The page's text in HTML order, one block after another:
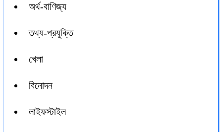
অর্থ-বাণিজ্য
তথ্য-প্রযুক্তি
খেলা
বিনোদন
লাইফস্টাইল